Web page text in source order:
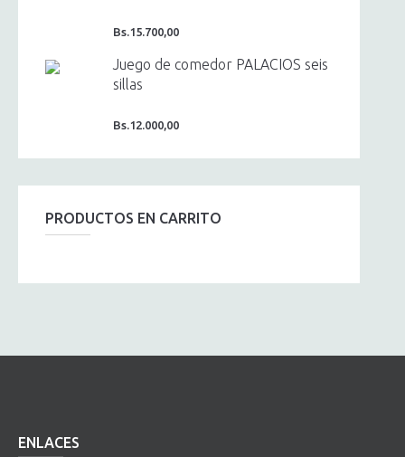
Bs.15.700,00
Juego de comedor PALACIOS seis
sillas
Bs.12.000,00
PRODUCTOS EN CARRITO
ENLACES